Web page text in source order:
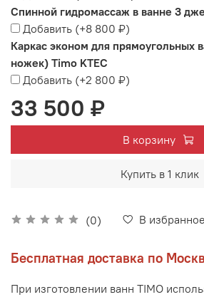
(0) В избранное
Спинной гидромассаж в ванне 3
Добавить (+8 800 ₽)
Каркас эконом для прямоугольных
ножек) Timo KTEC
Добавить (+2 800 ₽)
33 500 ₽
В корзину
Купить в 1 клик
Бесплатная доставка по
При изготовлении ванн TIMO